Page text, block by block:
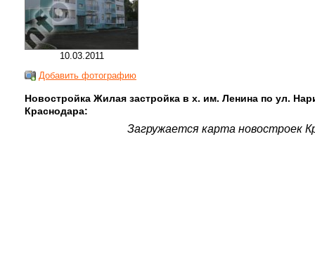
10.03.2011
Добавить фотографию
Новостройка Жилая застройка в х. им. Ленина по ул.
Краснодара:
Загружается карта новостроек